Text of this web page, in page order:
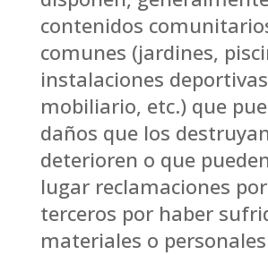
contenidos
comunes (jardines,
instalaciones
mobiliario, etc.) que
daños que los
deterioren o que
lugar reclamaciones
terceros por haber
materiales o